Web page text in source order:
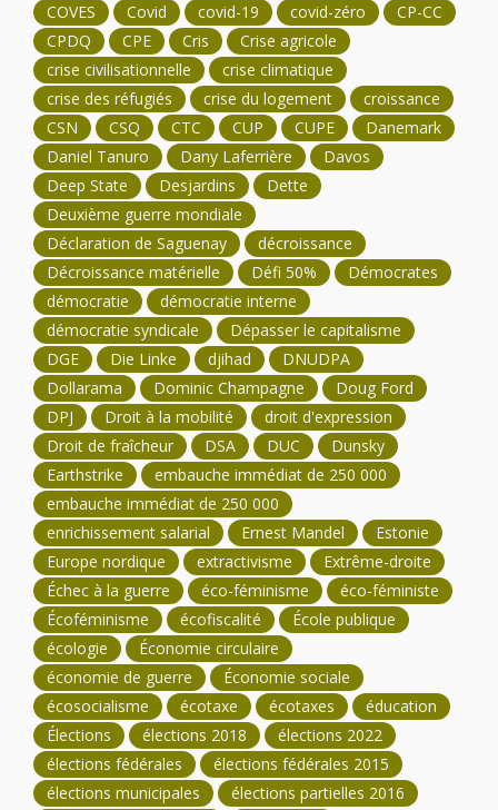
COVES
Covid covid-19 covid-zéro
CP-CC
CPDQ
CPE Cris
Crise agricole
crise civilisationnelle
crise climatique
crise des réfugiés
crise du logement
croissance
CSN
CSQ CTC CUP CUPE
Danemark
Daniel Tanuro
Dany Laferrière
Davos
Deep State
Desjardins
Dette
Deuxième guerre mondiale
Déclaration de Saguenay
décroissance
Décroissance matérielle
Défi 50%
Démocrates
démocratie
démocratie interne
démocratie syndicale
Dépasser le capitalisme
DGE
Die Linke djihad
DNUDPA
Dollarama
Dominic Champagne
Doug Ford
DPJ
Droit à la mobilité
droit d'expression
Droit de fraîcheur
DSA DUC
Dunsky
Earthstrike
embauche immédiat de 250 000
embauche immédiat de 250 000
enrichissement salarial
Ernest Mandel
Estonie
Europe nordique
extractivisme
Extrême-droite
Échec à la guerre
éco-féminisme
éco-féministe
Écoféminisme
écofiscalité
École publique
écologie
Économie circulaire
économie de guerre
Économie sociale
écosocialisme
écotaxe écotaxes
éducation
Élections
élections 2018
élections 2022
élections fédérales
élections fédérales 2015
élections municipales
élections partielles 2016